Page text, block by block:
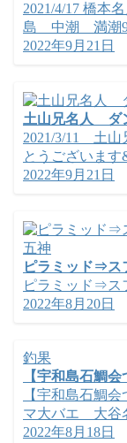
2021/4/17 橋
島 中潮 満潮
2022年9月21日
土山兄名人 ダ
2021/3/11 土
とうございます
2022年9月21日
五神
ピラミッド⇒ス
ピラミッド⇒ス
2022年8月20日
釣果
【宇和島石鯛会
【宇和島石鯛
マ大バエ 大谷
2022年8月18日